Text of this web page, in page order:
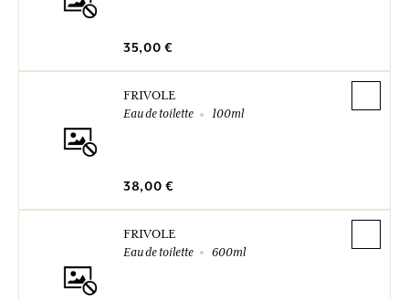
35,00 €
FRIVOLE
Eau de toilette
100ml
38,00 €
FRIVOLE
Eau de toilette
600ml